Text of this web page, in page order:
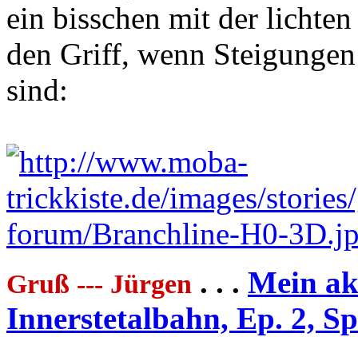
ein bisschen mit der
den Griff, wenn
sind:
Gruß --- Jürgen . . . Mein
Innerstetalbahn, Ep. 2,